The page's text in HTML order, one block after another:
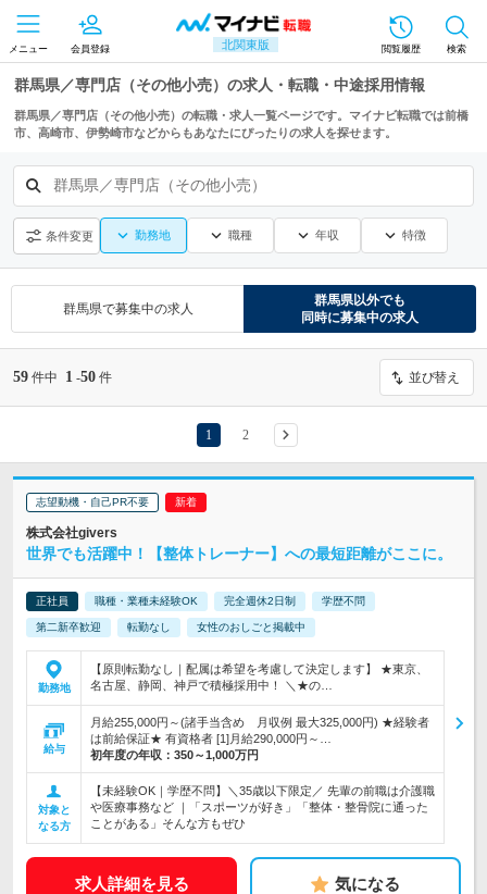
北関東版
メニュー 会員登録 閲覧履歴 検索
群馬県／専門店（その他小売）の求人・転職・中途採用情報
群馬県／専門店（その他小売）の転職・求人一覧ページです。マイナビ転職では前橋
市、高崎市、伊勢崎市などからもあなたにぴったりの求人を探せます。
群馬県／専門店（その他小売）
条件変更 勤務地 職種 年収 特徴
群馬県で募集中の求人
群馬県以外でも
同時に募集中の求人
59 件中 1 -50 件 並び替え
1 2
志望動機・自己PR不要
株式会社givers
世界でも活躍中！【整体トレーナー】への最短距離がここに。
正社員 職種・業種未経験OK 完全週休2日制 学歴不問
第二新卒歓迎 転勤なし 女性のおしごと掲載中
勤務地
【原則転勤なし｜配属は希望を考慮して決定します】 ★東京、
名古屋、静岡、神戸で積極採用中！ ＼★の…
給与
月給255,000円～(諸手当含め 月収例 最大325,000円) ★経験者
は前給保証★ 有資格者 [1]月給290,000円～…
初年度の年収： 350～1,000万円
対象と
なる方
【未経験OK｜学歴不問】＼35歳以下限定／ 先輩の前職は介護職
や医療事務など ｜「スポーツが好き」「整体・整骨院に通った
ことがある」そんな方もぜひ
求人詳細を見る 気になる